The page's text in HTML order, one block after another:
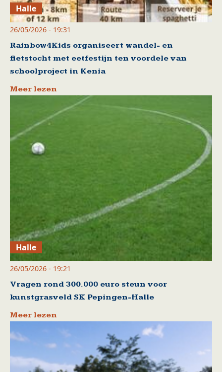
Halle
26/05/2026 - 19:31
Rainbow4Kids organiseert wandel- en
fietstocht met eetfestijn ten voordele van
schoolproject in Kenia
Meer lezen
Halle
26/05/2026 - 19:21
Vragen rond 300.000 euro steun voor
kunstgrasveld SK Pepingen-Halle
Meer lezen